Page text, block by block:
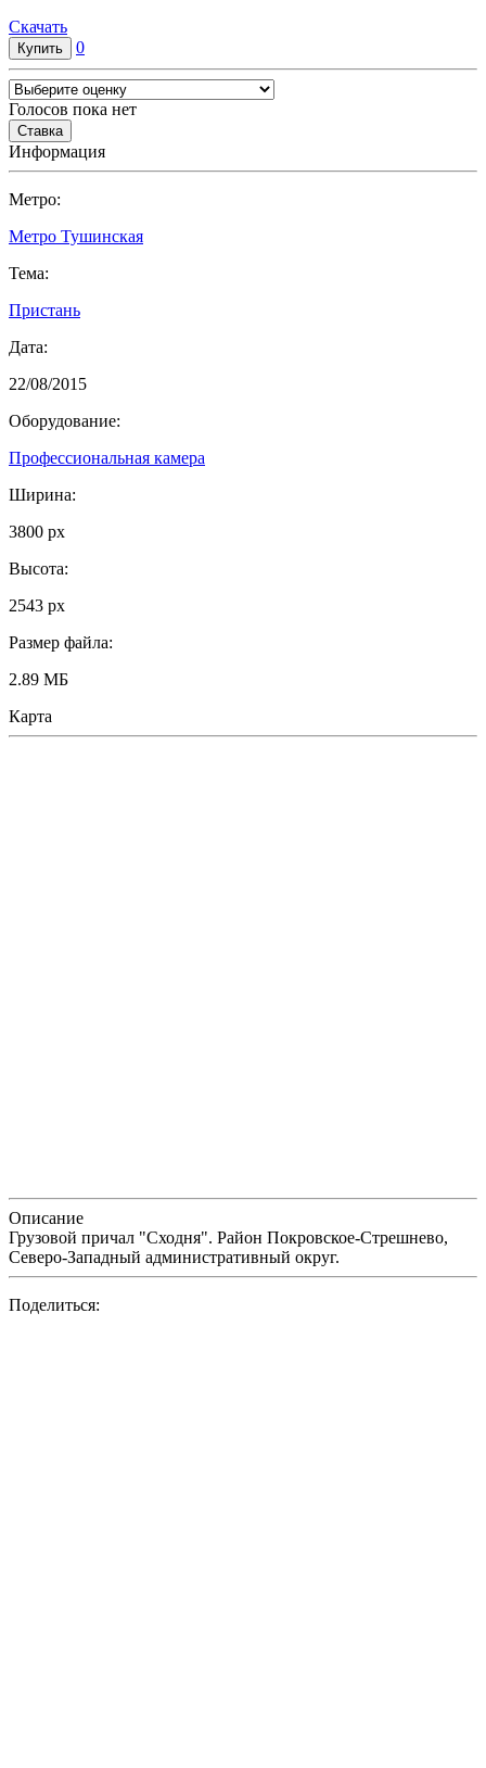
Cкачать
0
Голосов пока нет
Информация
Метро:
Метро Тушинская
Тема:
Пристань
Дата:
22/08/2015
Оборудование:
Профессиональная камера
Ширина:
3800 px
Высота:
2543 px
Размер файла:
2.89 МБ
Карта
Описание
Грузовой причал "Сходня". Район Покровское-Стрешнево,
Северо-Западный административный округ.
Поделиться: